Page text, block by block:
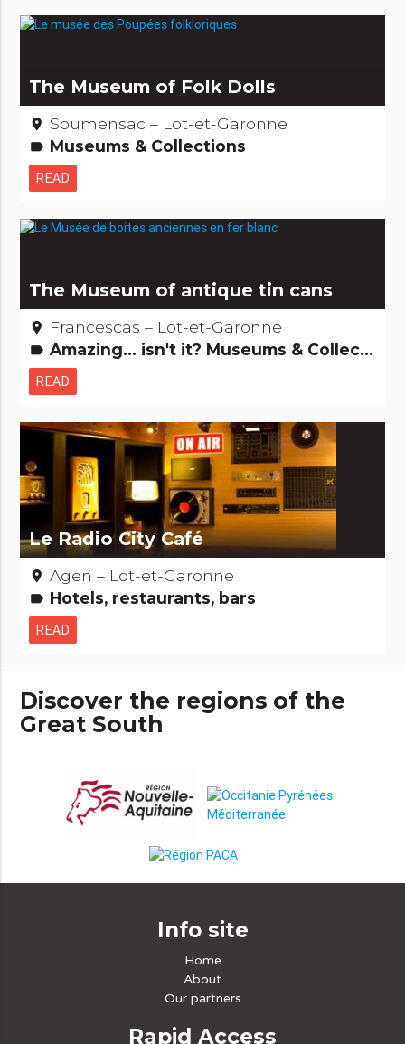
The Museum of Folk Dolls
place Soumensac – Lot-et-Garonne
label Museums & Collections
READ
The Museum of antique tin cans
place Francescas – Lot-et-Garonne
label Amazing... isn't it? Museums & Collections
READ
Le Radio City Café
place Agen – Lot-et-Garonne
label Hotels, restaurants, bars
READ
Discover the regions of the
Great South
Info site
Home
About
Our partners
Rapid Access